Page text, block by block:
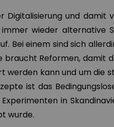
Digitalisierung und damit
wieder alternative
Bei einem sind sich
braucht Reformen, damit
werden kann und um die
ist das
in
wurde.